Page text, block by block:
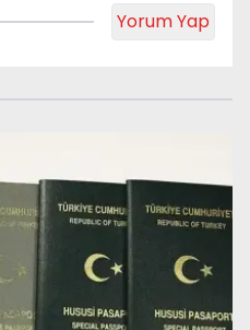
Yorum Yap